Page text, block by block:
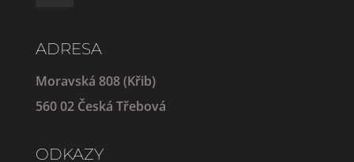
ADRESA
Moravská 808 (Křib)
560 02 Česká Třebová
ODKAZY